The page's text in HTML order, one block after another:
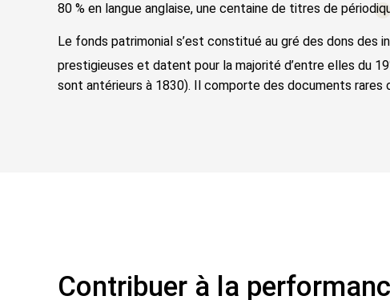
80 % en langue anglaise, une centaine de titres de
Le fonds patrimonial s’est constitué au gré des dons des
prestigieuses et datent pour la majorité d’entre elles du 19
sont antérieurs à 1830). Il comporte des documents rares
Contribuer à la